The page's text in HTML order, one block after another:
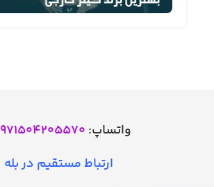
واتساپ: 971504205570
ارتباط مستقیم در بله